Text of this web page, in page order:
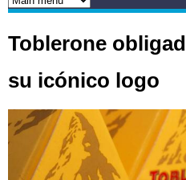
Toblerone
su icónico logo